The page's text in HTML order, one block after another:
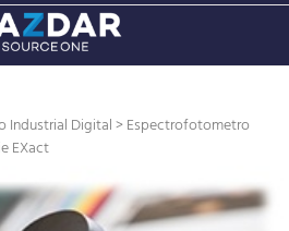
Industrial Digital> Espectrofotometro
EXact